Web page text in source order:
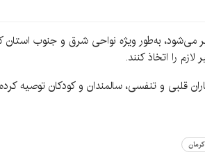
به‌طور ویژه نواحی شرق و جنوب استان
را اتخاذ کنند.
قلبی و تنفسی، سالمندان و کودکان توصیه